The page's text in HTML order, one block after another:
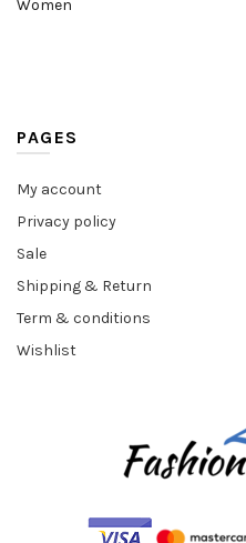
Women
PAGES
My account
Privacy policy
Sale
Shipping & Return
Term & conditions
Wishlist